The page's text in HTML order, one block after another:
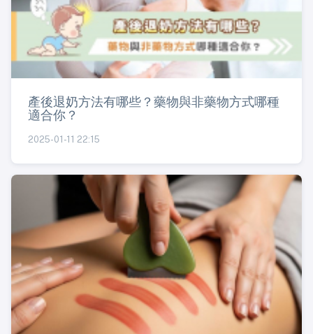
產後退奶方法有哪些？藥物與非藥物方式哪種
適合你？
2025-01-11 22:15